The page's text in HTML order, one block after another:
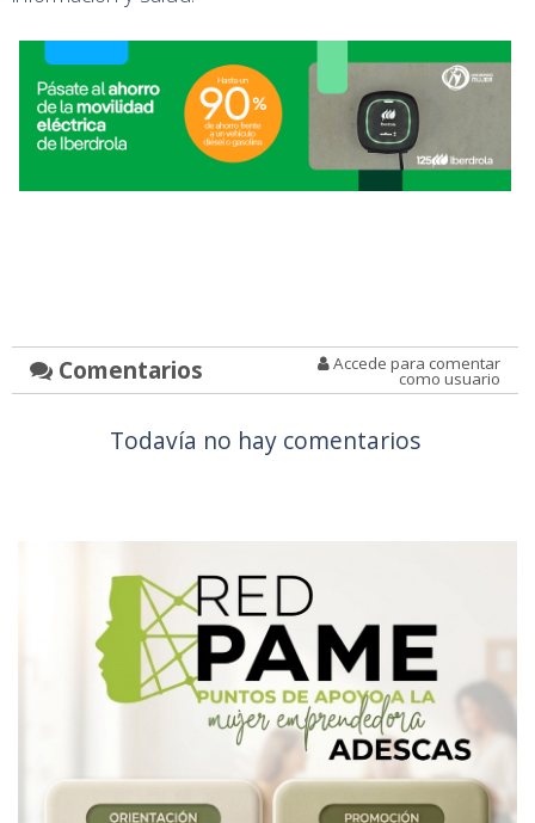
Comentarios Accede para comentar
como usuario
Todavía no hay comentarios